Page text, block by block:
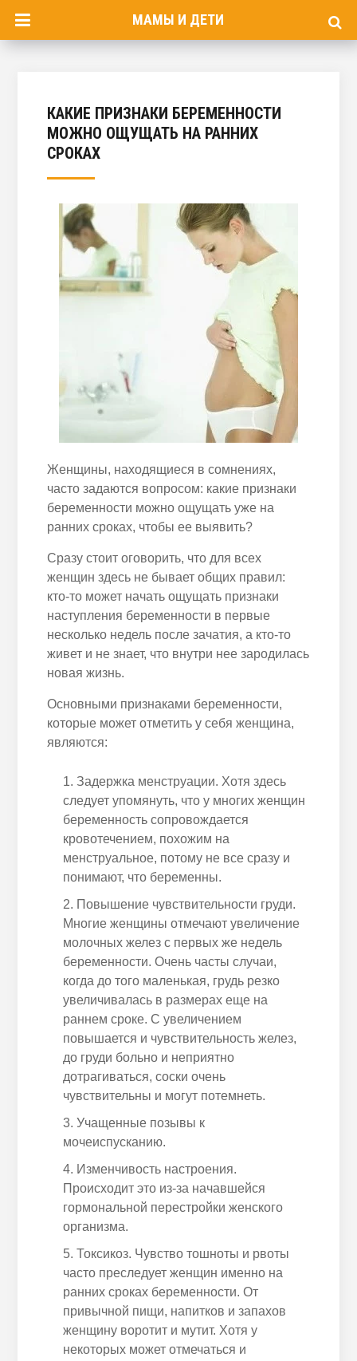
МАМЫ И ДЕТИ
КАКИЕ ПРИЗНАКИ БЕРЕМЕННОСТИ
МОЖНО ОЩУЩАТЬ НА РАННИХ
СРОКАХ
Женщины, находящиеся в сомнениях,
часто задаются вопросом: какие признаки
беременности можно ощущать уже на
ранних сроках, чтобы ее выявить?
Сразу стоит оговорить, что для всех
женщин здесь не бывает общих правил:
кто-то может начать ощущать признаки
наступления беременности в первые
несколько недель после зачатия, а кто-то
живет и не знает, что внутри нее зародилась
новая жизнь.
Основными признаками беременности,
которые может отметить у себя женщина,
являются:
Задержка менструации. Хотя здесь
следует упомянуть, что у многих женщин
беременность сопровождается
кровотечением, похожим на
менструальное, потому не все сразу и
понимают, что беременны.
Повышение чувствительности груди.
Многие женщины отмечают увеличение
молочных желез с первых же недель
беременности. Очень часты случаи,
когда до того маленькая, грудь резко
увеличивалась в размерах еще на
раннем сроке. С увеличением
повышается и чувствительность желез,
до груди больно и неприятно
дотрагиваться, соски очень
чувствительны и могут потемнеть.
Учащенные позывы к
мочеиспусканию.
Изменчивость настроения.
Происходит это из-за начавшейся
гормональной перестройки женского
организма.
Токсикоз. Чувство тошноты и рвоты
часто преследует женщин именно на
ранних сроках беременности. От
привычной пищи, напитков и запахов
женщину воротит и мутит. Хотя у
некоторых может отмечаться и